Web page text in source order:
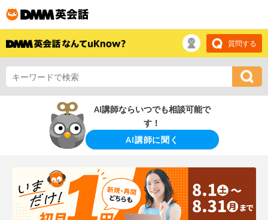
質問する
AI講師ならいつでも相談可能で
す！
AI講師に聞く